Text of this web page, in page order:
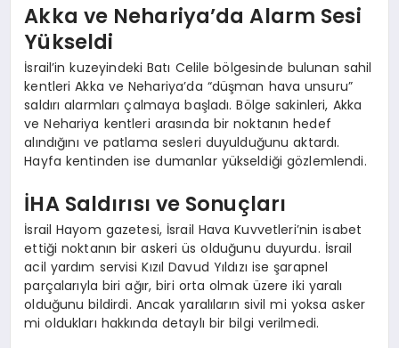
SAĞLIK
SPOR
YAŞAM
DIĞER
Akka ve Nehariya’da Alarm Sesi
Yükseldi
İsrail’in kuzeyindeki Batı Celile bölgesinde bulunan sahil
kentleri Akka ve Nehariya’da “düşman hava unsuru”
saldırı alarmları çalmaya başladı. Bölge sakinleri, Akka
ve Nehariya kentleri arasında bir noktanın hedef
alındığını ve patlama sesleri duyulduğunu aktardı.
Hayfa kentinden ise dumanlar yükseldiği gözlemlendi.
İHA Saldırısı ve Sonuçları
İsrail Hayom gazetesi, İsrail Hava Kuvvetleri’nin isabet
ettiği noktanın bir askeri üs olduğunu duyurdu. İsrail
acil yardım servisi Kızıl Davud Yıldızı ise şarapnel
parçalarıyla biri ağır, biri orta olmak üzere iki yaralı
olduğunu bildirdi. Ancak yaralıların sivil mi yoksa asker
mi oldukları hakkında detaylı bir bilgi verilmedi.